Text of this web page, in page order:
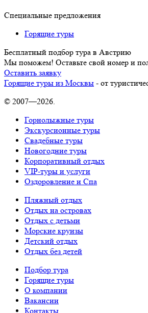
Специальные предложения
Горящие туры
Бесплатный подбор тура в Австрию
Мы поможем! Оставьте свой номер и
Оставить заявку
Горящие туры из Москвы - от
© 2007—2026.
Горнолыжные туры
Экскурсионные туры
Свадебные туры
Новогодние туры
Корпоративный отдых
VIP-туры и услуги
Оздоровление и Спа
Пляжный отдых
Отдых на островах
Отдых с детьми
Морские круизы
Детский отдых
Отдых без детей
Подбор тура
Горящие туры
О компании
Вакансии
Контакты